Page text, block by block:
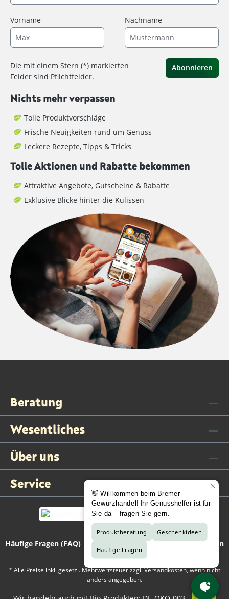
Vorname Nachname
Die mit einem Stern (*) markierten
Felder sind Pflichtfelder.
Abonnieren
Nichts mehr verpassen
Tolle Produktvorschläge
Frische Neuigkeiten rund um Genuss
Leckere Rezepte, Tipps & Tricks
Tolle Aktionen und Rabatte bekommen
Attraktive Angebote, Gutscheine & Rabatte
Exklusive Blicke hinter die Kulissen
Beratung
Wesentliches
Über uns
Service
Häufige Fragen (FAQ) Kontaktformular Vertrag widerrufen
* Alle Preise inkl. gesetzl. Mehrwertsteuer zzgl.Versandkosten, wenn nicht
anders angegeben.